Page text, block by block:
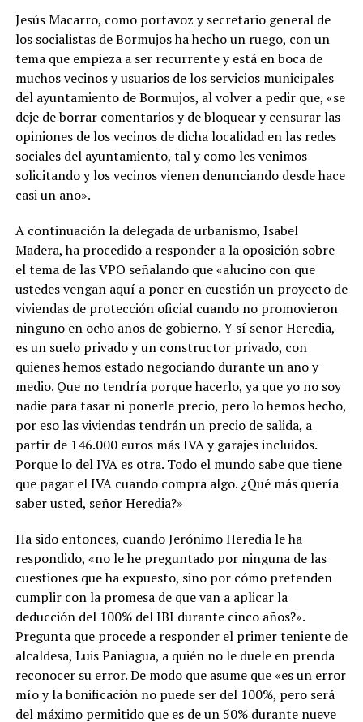
Jesús Macarro, como portavoz y secretario general de
los socialistas de Bormujos ha hecho un ruego, con un
tema que empieza a ser recurrente y está en boca de
muchos vecinos y usuarios de los servicios municipales
del ayuntamiento de Bormujos, al volver a pedir que, «se
deje de borrar comentarios y de bloquear y censurar las
opiniones de los vecinos de dicha localidad en las redes
sociales del ayuntamiento, tal y como les venimos
solicitando y los vecinos vienen denunciando desde hace
casi un año».
A continuación la delegada de urbanismo, Isabel
Madera, ha procedido a responder a la oposición sobre
el tema de las VPO señalando que «alucino con que
ustedes vengan aquí a poner en cuestión un proyecto de
viviendas de protección oficial cuando no promovieron
ninguno en ocho años de gobierno. Y sí señor Heredia,
es un suelo privado y un constructor privado, con
quienes hemos estado negociando durante un año y
medio. Que no tendría porque hacerlo, ya que yo no soy
nadie para tasar ni ponerle precio, pero lo hemos hecho,
por eso las viviendas tendrán un precio de salida, a
partir de 146.000 euros más IVA y garajes incluidos.
Porque lo del IVA es otra. Todo el mundo sabe que tiene
que pagar el IVA cuando compra algo. ¿Qué más quería
saber usted, señor Heredia?»
Ha sido entonces, cuando Jerónimo Heredia le ha
respondido, «no le he preguntado por ninguna de las
cuestiones que ha expuesto, sino por cómo pretenden
cumplir con la promesa de que van a aplicar la
deducción del 100% del IBI durante cinco años?».
Pregunta que procede a responder el primer teniente de
alcaldesa, Luis Paniagua, a quién no le duele en prenda
reconocer su error. De modo que asume que «es un error
mío y la bonificación no puede ser del 100%, pero será
del máximo permitido que es de un 50% durante nueve